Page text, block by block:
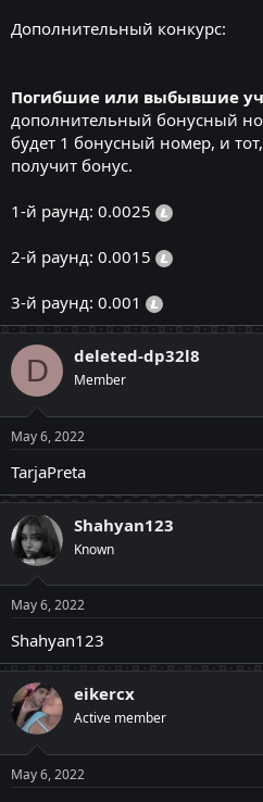
Дополнительный конкурс:
Погибшие или выбывшие
дополнительный бонусный
будет 1 бонусный номер, и
получит бонус.
1-й раунд: 0.0025
2-й раунд: 0.0015
3-й раунд: 0.001
D deleted-dp32l8
Member
May 6, 2022
TarjaPreta
Shahyan123
Known
May 6, 2022
Shahyan123
eikercx
Active member
May 6, 2022